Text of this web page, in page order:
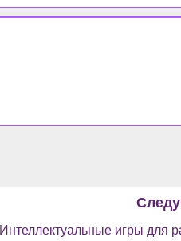
Интеллектуальные игры для